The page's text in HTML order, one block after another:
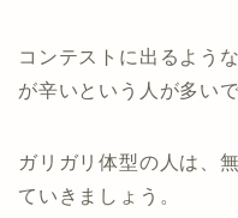
コンテストに出るよう
が辛いという人が多いで
ガリガリ体型の人は、
ていきましょう。